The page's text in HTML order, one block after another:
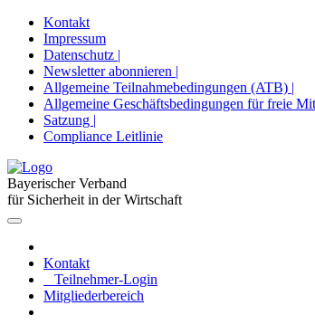
Kontakt
Impressum
Datenschutz |
Newsletter abonnieren |
Allgemeine Teilnahmebedingungen (ATB) |
Allgemeine Geschäftsbedingungen für freie
Satzung |
Compliance Leitlinie
Bayerischer Verband
für Sicherheit in der Wirtschaft
Kontakt
Teilnehmer-Login
Mitgliederbereich